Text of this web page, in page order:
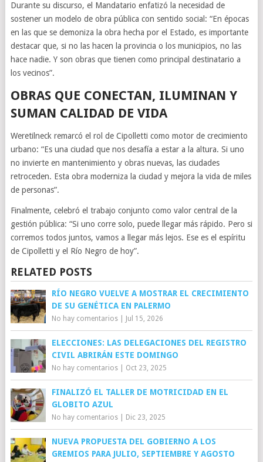
Durante su discurso, el Mandatario enfatizó la necesidad de
sostener un modelo de obra pública con sentido social: “En épocas
en las que se demoniza la obra hecha por el Estado, es importante
destacar que, si no las hacen la provincia o los municipios, no las
hace nadie. Y son obras que tienen como principal destinatario a
los vecinos”.
OBRAS QUE CONECTAN, ILUMINAN Y
SUMAN CALIDAD DE VIDA
Weretilneck remarcó el rol de Cipolletti como motor de crecimiento
urbano: “Es una ciudad que nos desafía a estar a la altura. Si uno
no invierte en mantenimiento y obras nuevas, las ciudades
retroceden. Esta obra moderniza la ciudad y mejora la vida de miles
de personas”.
Finalmente, celebró el trabajo conjunto como valor central de la
gestión pública: “Si uno corre solo, puede llegar más rápido. Pero si
corremos todos juntos, vamos a llegar más lejos. Ese es el espíritu
de Cipolletti y el Río Negro de hoy”.
RELATED POSTS
RÍO NEGRO VUELVE A MOSTRAR EL CRECIMIENTO
DE SU GENÉTICA EN PALERMO
No hay comentarios| Jul 15, 2026
ELECCIONES: LAS DELEGACIONES DEL REGISTRO
CIVIL ABRIRÁN ESTE DOMINGO
No hay comentarios| Oct 23, 2025
FINALIZÓ EL TALLER DE MOTRICIDAD EN EL
GLOBITO AZUL
No hay comentarios| Dic 23, 2025
NUEVA PROPUESTA DEL GOBIERNO A LOS
GREMIOS PARA JULIO, SEPTIEMBRE Y AGOSTO